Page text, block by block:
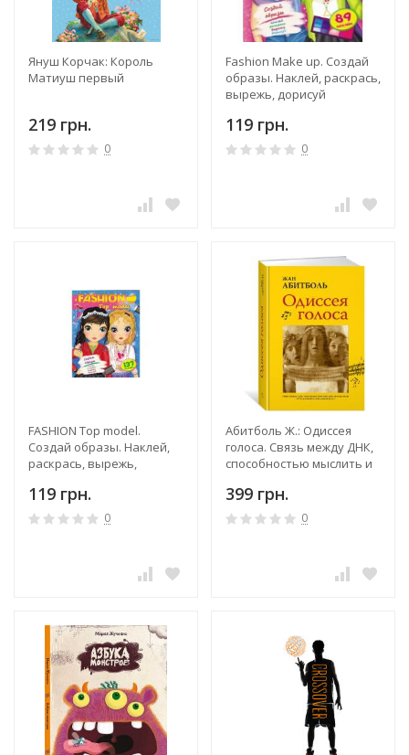
Януш Корчак: Король
Матиуш первый
219 грн.
0
Fashion Make up. Создай
образы. Наклей, раскрась,
вырежь, дорисуй
119 грн.
0
FASHION Top model.
Создай образы. Наклей,
раскрась, вырежь,
119 грн.
0
Абитболь Ж.: Одиссея
голоса. Связь между ДНК,
способностью мыслить и
5 миллионов лет
399 грн.
0